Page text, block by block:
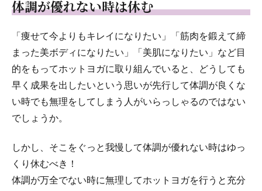
体調が優れない時は休む
「痩せて今よりもキレイになりたい」「筋肉を鍛えて締
まった美ボディになりたい」「美肌になりたい」など目
的をもってホットヨガに取り組んでいると、どうしても
早く成果を出したいという思いが先行して体調が良くな
い時でも無理をしてしまう人がいらっしゃるのではない
でしょうか。
しかし、そこをぐっと我慢して体調が優れない時はゆっ
くり休むべき！
体調が万全でない時に無理してホットヨガを行うと充分